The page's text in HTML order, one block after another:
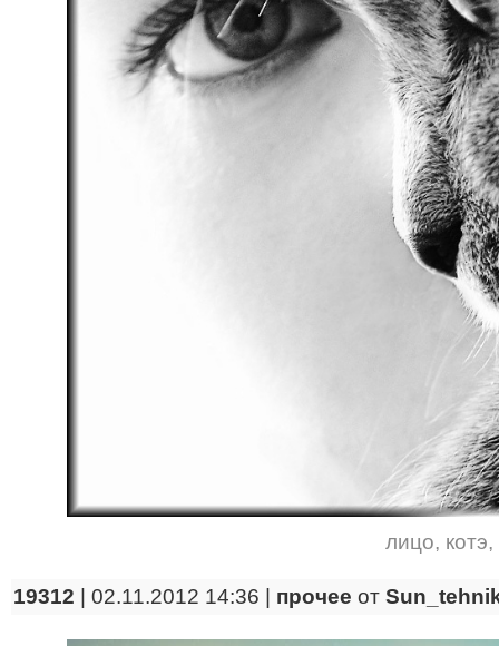
лицо, котэ,
19312 | 02.11.2012 14:36 | прочее от